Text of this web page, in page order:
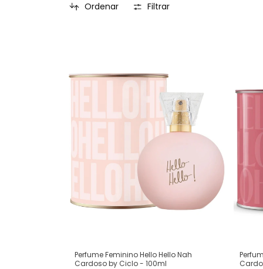
Ordenar Filtrar
Perfume Feminino Hello Hello Nah
Cardoso by Ciclo - 100ml